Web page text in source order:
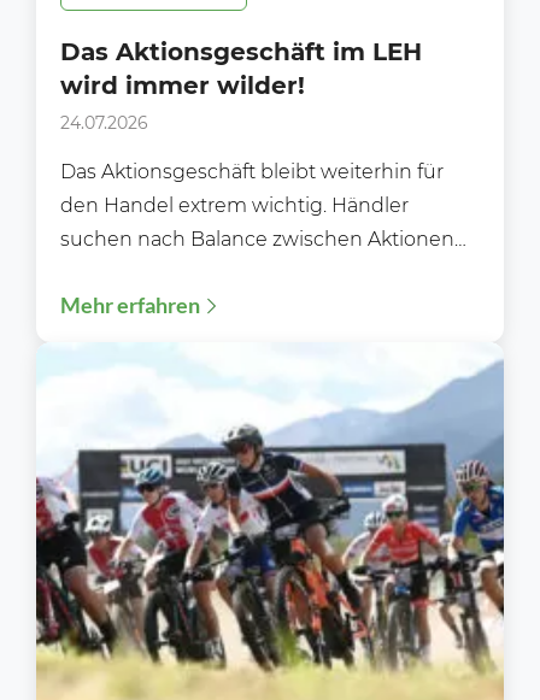
Das Aktionsgeschäft im LEH
wird immer wilder!
24.07.2026
Das Aktionsgeschäft bleibt weiterhin für
den Handel extrem wichtig. Händler
suchen nach Balance zwischen Aktionen
Lebensmittelhandel bleiben Aktionspreise
und...
Mehr erfahren